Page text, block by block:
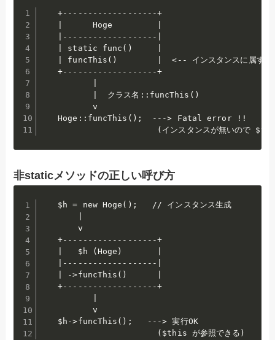
   +-------------------+
   |      Hoge         |
   |-------------------|
   | static func()     |
   | funcThis()        |  <-- インスタンスに属する
   +-------------------+
          |  クラス名::funcThis()
          v
   Hoge::funcThis();  ---> Fatal error !!
(インスタンスが無いので
非staticメソッドの正しい呼び方
   $h = new Hoge();   // インスタンス生成
       v
   +-------------------+
   |   $h (Hoge)       |
   |-------------------|
   | ->funcThis()      |
   +-------------------+
          v
   $h->funcThis();   ---> 実行OK
                       ($this が参照できる)